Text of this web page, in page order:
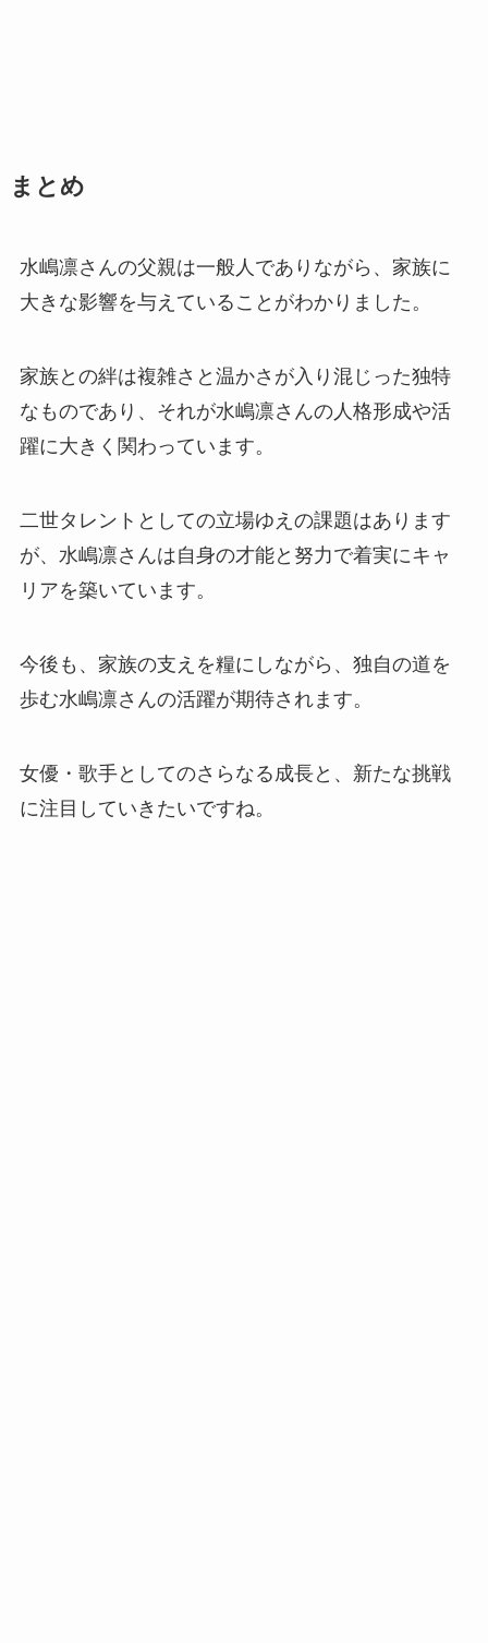
まとめ
水嶋凛さんの父親は一般人でありながら、家族に
大きな影響を与えていることがわかりました。
家族との絆は複雑さと温かさが入り混じった独特
なものであり、それが水嶋凛さんの人格形成や活
躍に大きく関わっています。
二世タレントとしての立場ゆえの課題はあります
が、水嶋凛さんは自身の才能と努力で着実にキャ
リアを築いています。
今後も、家族の支えを糧にしながら、独自の道を
歩む水嶋凛さんの活躍が期待されます。
女優・歌手としてのさらなる成長と、新たな挑戦
に注目していきたいですね。